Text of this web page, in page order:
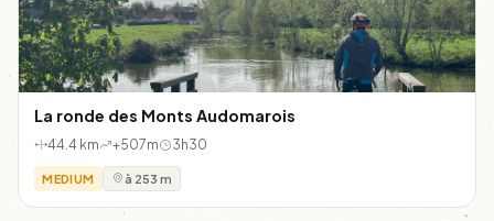
La ronde des Monts Audomarois
44.4 km +507m 3h30
MEDIUM à 253 m